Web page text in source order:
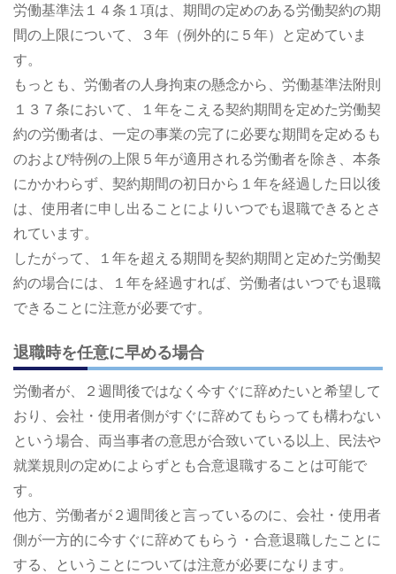
労働基準法１４条１項は、期間の定めのある労働契約の期
間の上限について、３年（例外的に５年）と定めていま
す。
もっとも、労働者の人身拘束の懸念から、労働基準法附則
１３７条において、１年をこえる契約期間を定めた労働契
約の労働者は、一定の事業の完了に必要な期間を定めるも
のおよび特例の上限５年が適用される労働者を除き、本条
にかかわらず、契約期間の初日から１年を経過した日以後
は、使用者に申し出ることによりいつでも退職できるとさ
れています。
したがって、１年を超える期間を契約期間と定めた労働契
約の場合には、１年を経過すれば、労働者はいつでも退職
できることに注意が必要です。
退職時を任意に早める場合
労働者が、２週間後ではなく今すぐに辞めたいと希望して
おり、会社・使用者側がすぐに辞めてもらっても構わない
という場合、両当事者の意思が合致いている以上、民法や
就業規則の定めによらずとも合意退職することは可能で
す。
他方、労働者が２週間後と言っているのに、会社・使用者
側が一方的に今すぐに辞めてもらう・合意退職したことに
する、ということについては注意が必要になります。